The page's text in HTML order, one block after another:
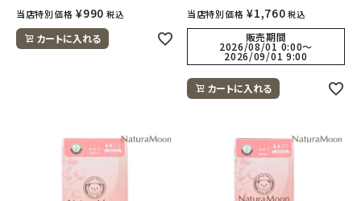
当店特別価格 ¥990 税込
カートに入れる
当店特別価格 ¥1,760 税込
販売期間
2026/08/01 0:00〜
2026/09/01 9:00
カートに入れる